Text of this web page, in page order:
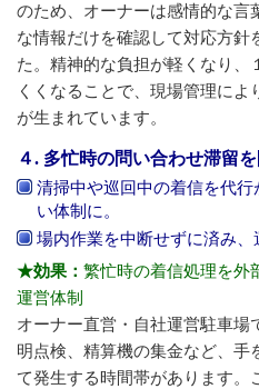
のため、オーナーは感情的な言
な情報だけを確認して対応方針
た。精神的な負担が軽くなり、
くくなることで、現場管理に
が生まれています。
４. 多忙時の問い合わせ滞留
清掃中や巡回中の着信を代
い体制に。
場内作業を中断せずに済み、
★効果： 繁忙時の着信処理を外
運営体制
オーナー直営・自社運営駐車場
明点検、精算機の集金など、手
て発生する時間帯があります。